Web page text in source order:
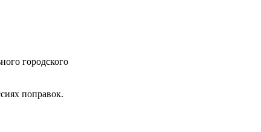
городского
поправок.